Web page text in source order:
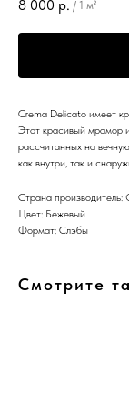
8 000 р. / 1 м²
Crema Delicato имеет
Этот красивый мрамор
рассчитанных на
как внутри, так и
Страна
Цвет: Бежевый
Формат: Слэбы
Смотрите